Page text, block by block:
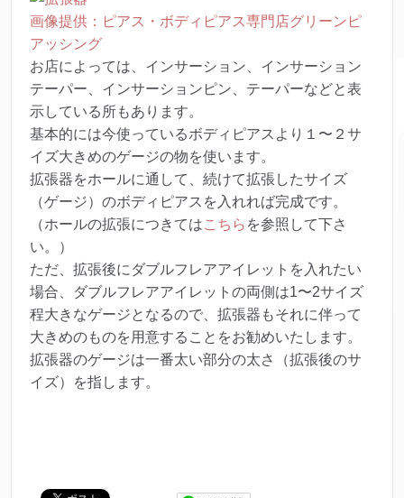
画像提供：ピアス・ボディピアス専門店グリーンピ
アッシング
お店によっては、インサーション、インサーション
テーパー、インサーションピン、テーパーなどと表
示している所もあります。
基本的には今使っているボディピアスより１〜２サ
イズ大きめのゲージの物を使います。
拡張器をホールに通して、続けて拡張したサイズ
（ゲージ）のボディピアスを入れれば完成です。
（ホールの拡張につきてはこちら を参照して下さ
い。）
ただ、拡張後にダブルフレアアイレットを入れたい
場合、ダブルフレアアイレットの両側は1〜2サイズ
程大きなゲージとなるので、拡張器もそれに伴って
大きめのものを用意することをお勧めいたします。
拡張器のゲージは一番太い部分の太さ（拡張後のサ
イズ）を指します。